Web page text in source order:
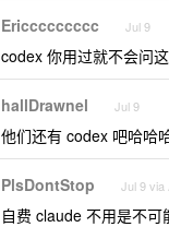
Ericcccccccc Jul 9
codex 你用过就不会问这
hallDrawnel Jul 9
他们还有 codex 吧哈哈
PlsDontStop Jul 9 via
自费 claude 不用是不可